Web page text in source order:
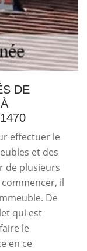
DE
effectuer le
et des
de plusieurs
il
De
qui est
le
en ce